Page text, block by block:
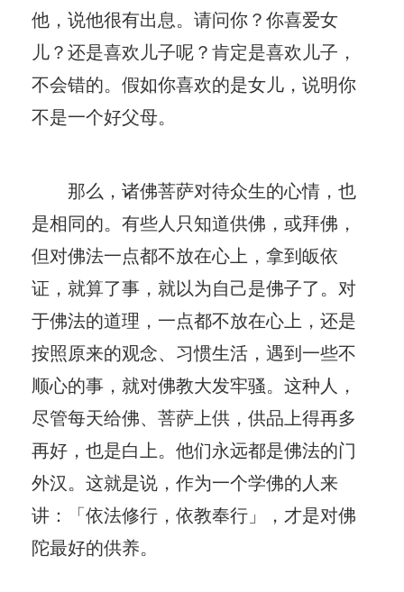
他，说他很有出息。请问你？你喜爱女
儿？还是喜欢儿子呢？肯定是喜欢儿子，
不会错的。假如你喜欢的是女儿，说明你
不是一个好父母。
那么，诸佛菩萨对待众生的心情，也
是相同的。有些人只知道供佛，或拜佛，
但对佛法一点都不放在心上，拿到皈依
证，就算了事，就以为自己是佛子了。对
于佛法的道理，一点都不放在心上，还是
按照原来的观念、习惯生活，遇到一些不
顺心的事，就对佛教大发牢骚。这种人，
尽管每天给佛、菩萨上供，供品上得再多
再好，也是白上。他们永远都是佛法的门
外汉。这就是说，作为一个学佛的人来
讲：「依法修行，依教奉行」，才是对佛
陀最好的供养。